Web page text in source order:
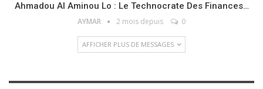
Ahmadou Al Aminou Lo : Le Technocrate Des Finances…
AYMAR 2 mois depuis 0
AFFICHER PLUS DE MESSAGES